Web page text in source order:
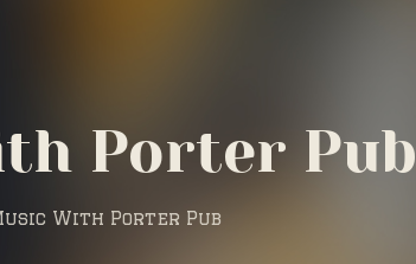
Porter Pub
With Porter Pub